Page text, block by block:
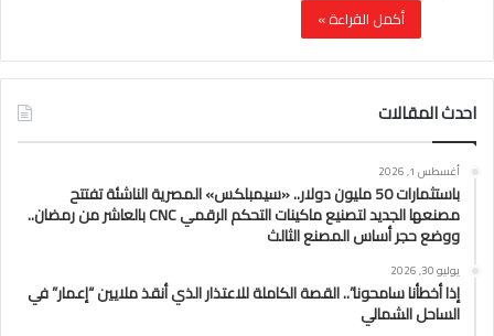
أكمل القراءة »
احدث المقالات
أغسطس 1, 2026
باستثمارات 50 مليون دولار.. «سيمبلكس» المصرية الناشئة تفتتح
مصنعها الجديد لتصنيع ماكينات التحكم الرقمي CNC بالعاشر من رمضان..
ووضع حجر أساس المصنع الثالث
يوليو 30, 2026
إذا أخطأنا سامحونا”.. القصة الكاملة للاعتذار الذي أنقذ ملايين “إعمار” في
الساحل الشمالي